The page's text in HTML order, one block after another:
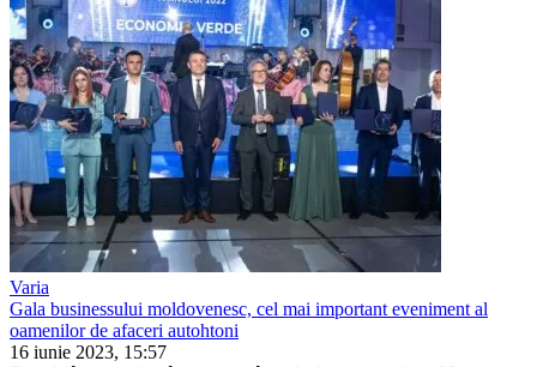
Varia
Gala businessului moldovenesc, cel mai important eveniment al
oamenilor de afaceri autohtoni
16 iunie 2023, 15:57